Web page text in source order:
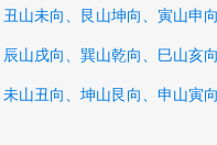
丑山未向、 艮山坤向、 寅山申
辰山戌向、 巽山乾向、 巳山亥
未山丑向、 坤山艮向、 申山寅